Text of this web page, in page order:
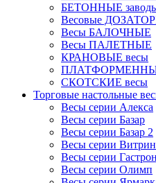
БЕТОННЫЕ
Весовые
Весы БАЛОЧНЫЕ
Весы ПАЛЕТНЫЕ
КРАНОВЫЕ весы
СКОТСКИЕ весы
Торговые настольные
Весы серии Алекса
Весы серии Базар
Весы серии Базар 2
Весы серии
Весы серии
Весы серии Олимп